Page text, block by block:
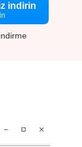
indirin